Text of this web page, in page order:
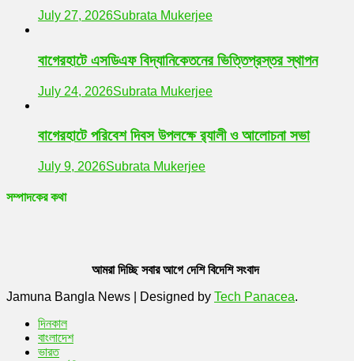
July 27, 2026Subrata Mukerjee
বাগেরহাটে এসডিএফ বিদ্যানিকেতনের ভিত্তিপ্রস্তর স্থাপন
July 24, 2026Subrata Mukerjee
বাগেরহাটে পরিবেশ দিবস উপলক্ষে র‌্যালী ও আলোচনা সভা
July 9, 2026Subrata Mukerjee
সম্পাদকের কথা
আমরা দিচ্ছি সবার আগে দেশি বিদেশি সংবাদ
Jamuna Bangla News
Designed by Tech Panacea.
দিনকাল
বাংলাদেশ
ভারত